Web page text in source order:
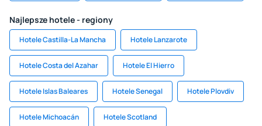
Najlepsze hotele - regiony
Hotele Castilla-La Mancha Hotele Lanzarote
Hotele Costa del Azahar Hotele El Hierro
Hotele Islas Baleares Hotele Senegal Hotele Plovdiv
Hotele Michoacán Hotele Scotland